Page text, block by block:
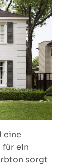
eine
für ein
sorgt